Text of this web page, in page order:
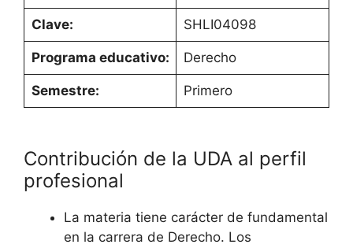
Clave: SHLI04098
Programa educativo: Derecho
Semestre: Primero
Contribución de la UDA al perfil
profesional
La materia tiene carácter de fundamental
en la carrera de Derecho. Los